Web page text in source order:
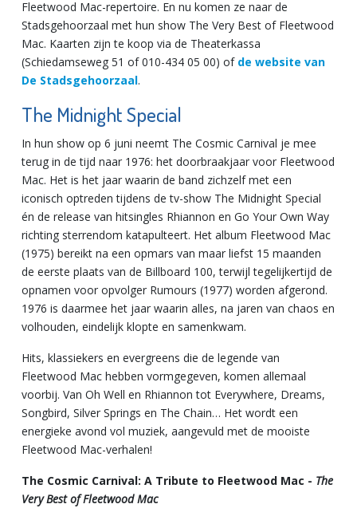
Fleetwood Mac-repertoire. En nu komen ze naar de
Stadsgehoorzaal met hun show The Very Best of Fleetwood
Mac. Kaarten zijn te koop via de Theaterkassa
(Schiedamseweg 51 of 010-434 05 00) of de website van
De Stadsgehoorzaal.
The Midnight Special
In hun show op 6 juni neemt The Cosmic Carnival je mee
terug in de tijd naar 1976: het doorbraakjaar voor Fleetwood
Mac. Het is het jaar waarin de band zichzelf met een
iconisch optreden tijdens de tv-show The Midnight Special
én de release van hitsingles Rhiannon en Go Your Own Way
richting sterrendom katapulteert. Het album Fleetwood Mac
(1975) bereikt na een opmars van maar liefst 15 maanden
de eerste plaats van de Billboard 100, terwijl tegelijkertijd de
opnamen voor opvolger Rumours (1977) worden afgerond.
1976 is daarmee het jaar waarin alles, na jaren van chaos en
volhouden, eindelijk klopte en samenkwam.
Hits, klassiekers en evergreens die de legende van
Fleetwood Mac hebben vormgegeven, komen allemaal
voorbij. Van Oh Well en Rhiannon tot Everywhere, Dreams,
Songbird, Silver Springs en The Chain… Het wordt een
energieke avond vol muziek, aangevuld met de mooiste
Fleetwood Mac-verhalen!
The Cosmic Carnival: A Tribute to Fleetwood Mac - The
Very Best of Fleetwood Mac